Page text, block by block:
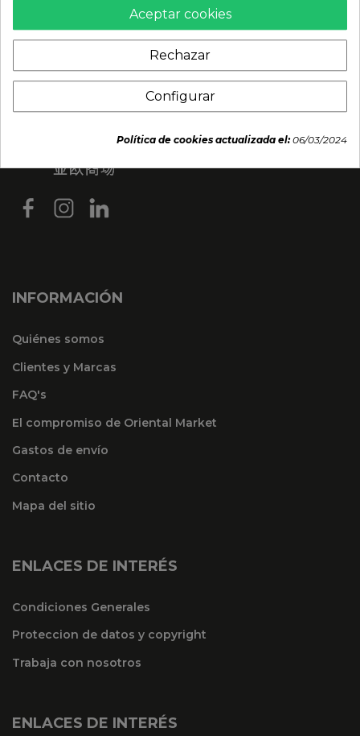
INFORMACIÓN
Quiénes somos
Clientes y Marcas
FAQ's
El compromiso de Oriental Market
Gastos de envío
Contacto
Mapa del sitio
ENLACES DE INTERÉS
Condiciones Generales
Proteccion de datos y copyright
Trabaja con nosotros
ENLACES DE INTERÉS
Aceptar cookies
Rechazar
Configurar
Política de cookies actualizada el:06/03/2024